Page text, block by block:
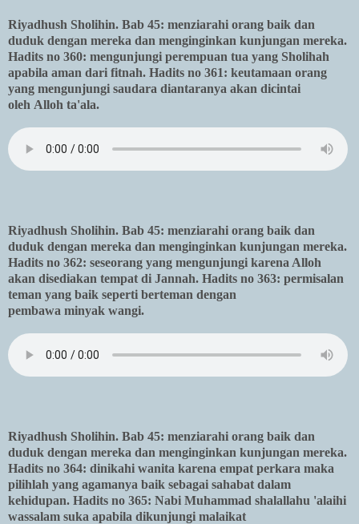
Riyadhush Sholihin. Bab 45: menziarahi orang baik dan
duduk dengan mereka dan menginginkan kunjungan mereka.
Hadits no 360: mengunjungi perempuan tua yang Sholihah
apabila aman dari fitnah. Hadits no 361: keutamaan orang
yang mengunjungi saudara diantaranya akan dicintai
oleh Alloh ta'ala.
Riyadhush Sholihin. Bab 45: menziarahi orang baik dan
duduk dengan mereka dan menginginkan kunjungan mereka.
Hadits no 362: seseorang yang mengunjungi karena Alloh
akan disediakan tempat di Jannah. Hadits no 363: permisalan
teman yang baik seperti berteman dengan
pembawa minyak wangi.
Riyadhush Sholihin. Bab 45: menziarahi orang baik dan
duduk dengan mereka dan menginginkan kunjungan mereka.
Hadits no 364: dinikahi wanita karena empat perkara maka
pilihlah yang agamanya baik sebagai sahabat dalam
kehidupan. Hadits no 365: Nabi Muhammad shalallahu 'alaihi
wassalam suka apabila dikunjungi malaikat